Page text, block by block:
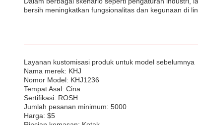
bersih meningkatkan fungsionalitas dan kegunaan di
Layanan kustomisasi produk untuk model sebelumnya
Nama merek: KHJ
Nomor Model: KHJ1236
Tempat Asal: Cina
Sertifikasi: ROSH
Jumlah pesanan minimum: 5000
Harga: $5